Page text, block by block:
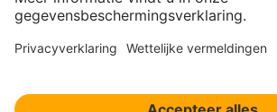
Over ons